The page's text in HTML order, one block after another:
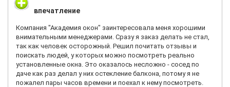
впечатление
Компания "Академия окон" заинтересовала меня хорошими
внимательными менеджерами. Сразу я заказ делать не стал,
так как человек осторожный. Решил почитать отзывы и
поискать людей, у которых можно посмотреть реально
установленные окна. Это оказалось несложно - сосед по
даче как раз делал у них остекление балкона, потому я не
пожалел пары часов времени и поехал к нему посмотреть.